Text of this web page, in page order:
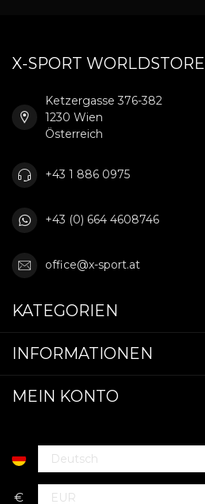
X-SPORT WORLDSTORE
Ketzergasse 376-382
1230 Wien
Österreich
+43 1 886 0975
+43 (0) 664 4608746
office@x-sport.at
KATEGORIEN
INFORMATIONEN
MEIN KONTO
€